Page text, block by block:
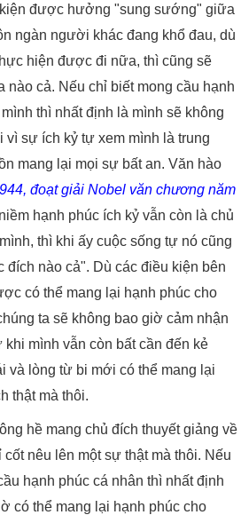
được hưởng "sung sướng" giữa
ngàn người khác đang khổ đau, dù
hiện được đi nữa, thì cũng sẽ
nào cả. Nếu chỉ biết mong cầu hạnh
thì nhất định là mình sẽ không
sự ích kỷ tự xem mình là trung
mang lại mọi sự bất an. Văn hào
đoạt giải Nobel văn chương năm
hạnh phúc ích kỷ vẫn còn là chủ
thì khi ấy cuộc sống tự nó cũng
đích nào cả". Dù các điều kiện bên
có thể mang lại hạnh phúc cho
ta sẽ không bao giờ cảm nhận
mình vẫn còn bất cần đến kẻ
và lòng từ bi mới có thể mang lại
thật mà thôi.
hề mang chủ đích thuyết giảng về
cốt nêu lên một sự thật mà thôi. Nếu
hạnh phúc cá nhân thì nhất định
có thể mang lại hạnh phúc cho